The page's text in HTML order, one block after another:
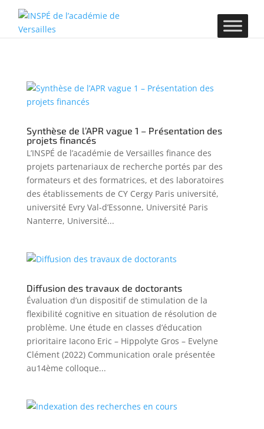
Synthèse de l’APR vague 1 – Présentation des
projets financés
L’INSPÉ de l’académie de Versailles finance des
projets partenariaux de recherche portés par des
formateurs et des formatrices, et des laboratoires
des établissements de CY Cergy Paris université,
université Evry Val-d’Essonne, Université Paris
Nanterre, Université...
Diffusion des travaux de doctorants
Évaluation d’un dispositif de stimulation de la
flexibilité cognitive en situation de résolution de
problème. Une étude en classes d’éducation
prioritaire Iacono Eric – Hippolyte Gros – Evelyne
Clément (2022) Communication orale présentée
au14ème colloque...